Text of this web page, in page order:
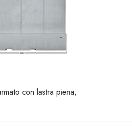
con lastra piena,